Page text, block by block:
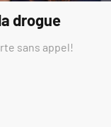
drogue
sans appel!